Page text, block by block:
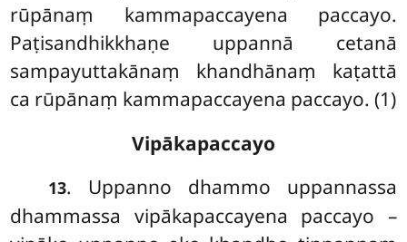
rūpānaṃ kammapaccayena paccayo.
Paṭisandhikkhaṇe uppannā cetanā
sampayuttakānaṃ khandhānaṃ kaṭattā
ca rūpānaṃ kammapaccayena paccayo. (1)
Vipākapaccayo
13. Uppanno dhammo uppannassa
dhammassa vipākapaccayena paccayo –